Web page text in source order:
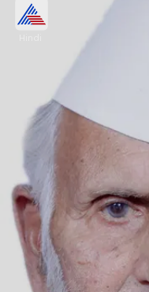
सपा सांसद ने
सपा सांसद
गठबंधन को मजबूत करने
राष्ट्रीय अध्यक्ष
Image credits: @Viral